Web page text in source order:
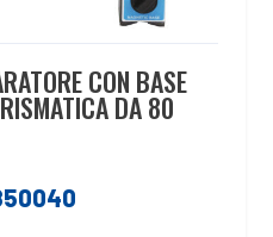
CON BASE
DA 80